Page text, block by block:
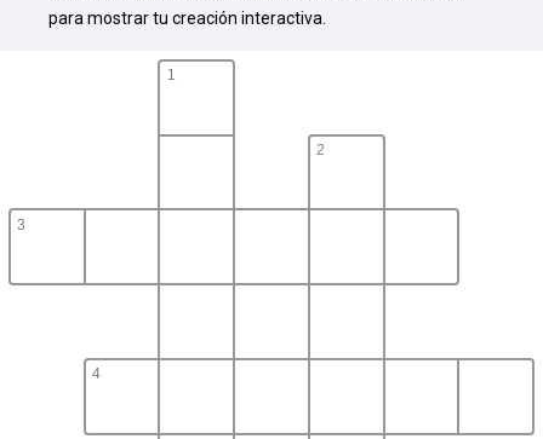
para mostrar tu creación interactiva.